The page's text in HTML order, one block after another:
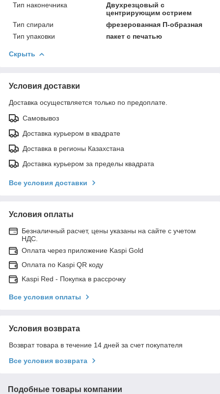
Тип наконечника
Двухрезцовый с
центрирующим острием
Тип спирали
фрезерованная П-образная
Тип упаковки
пакет с печатью
Скрыть
Условия доставки
Доставка осуществляется только по предоплате.
Самовывоз
Доставка курьером в квадрате
Доставка в регионы Казахстана
Доставка курьером за пределы квадрата
Все условия доставки
Условия оплаты
Безналичный расчет, цены указаны на сайте с учетом
НДС.
Оплата через приложение Kaspi Gold
Оплата по Kaspi QR коду
Kaspi Red - Покупка в рассрочку
Все условия оплаты
Условия возврата
Возврат товара в течение 14 дней за счет покупателя
Все условия возврата
Подобные товары компании